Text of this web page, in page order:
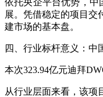
展。凭借稳定的项目交
建市场的基本盘。
四、行业标杆意义：中
本次323.94亿元迪拜
从行业层面来看，该项